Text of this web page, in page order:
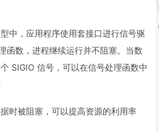
中，应用程序使用套接口进行信号驱
函数，进程继续运行并不阻塞。当数
SIGIO 信号，可以在信号处理函数中
时被阻塞，可以提高资源的利用率